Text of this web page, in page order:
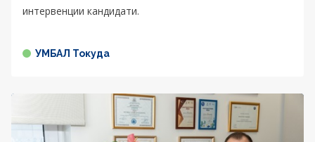
интервенции кандидати.
УМБАЛ Токуда